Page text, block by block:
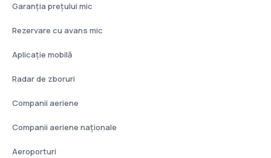
Garanția prețului mic
Rezervare cu avans mic
Aplicație mobilă
Radar de zboruri
Companii aeriene
Companii aeriene naţionale
Aeroporturi